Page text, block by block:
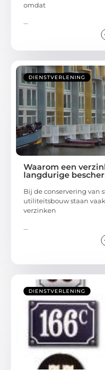
omdat
...
DIENSTVERLENING
Waarom een
langdurige
Bij de conservering van
utiliteitsbouw staan
verzinken
...
DIENSTVERLENING